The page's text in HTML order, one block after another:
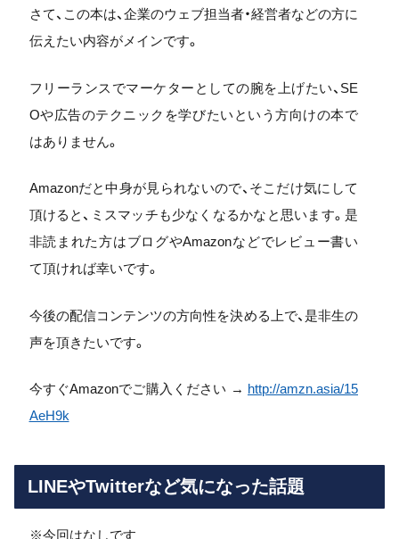
さて、この本は、企業のウェブ担当者・経営者などの方に
伝えたい内容がメインです。
フリーランスでマーケターとしての腕を上げたい、SE
Oや広告のテクニックを学びたいという方向けの本で
はありません。
Amazonだと中身が見られないので、そこだけ気にして
頂けると、ミスマッチも少なくなるかなと思います。是
非読まれた方はブログやAmazonなどでレビュー書い
て頂ければ幸いです。
今後の配信コンテンツの方向性を決める上で、是非生の
声を頂きたいです。
今すぐAmazonでご購入ください → http://amzn.asia/15
AeH9k
LINEやTwitterなど気になった話題
※今回はなしです